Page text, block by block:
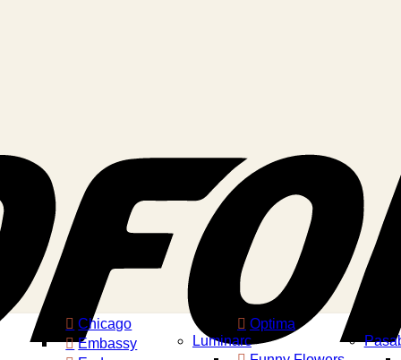
Chicago
Embassy
Optima
Luminarc